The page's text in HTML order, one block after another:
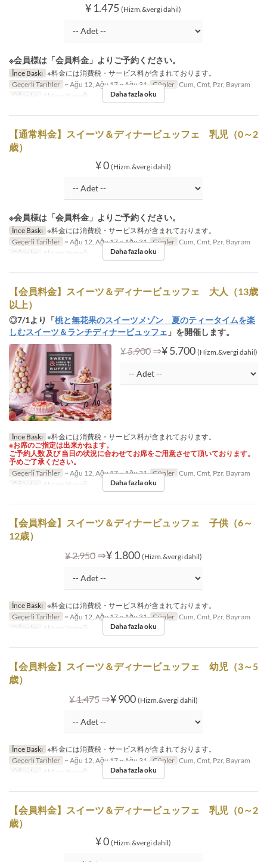
¥ 1.475 (Hizm.&vergi dahil)
※会員様は「会員料金」よりご予約ください。
İnce Baskı ※料金には消費税・サービス料が含まれております。
Geçerli Tarihler ~ Ağu 12, Ağu 17 ~ Ağu 31 Günler Cum, Cmt, Pzr, Bayram
Öğünler
Akşam Yemeği Daha fazla oku
【通常料金】スイーツ＆ディナービュッフェ 乳児（0～2
歳）
¥ 0 (Hizm.&vergi dahil)
※会員様は「会員料金」よりご予約ください。
İnce Baskı ※料金には消費税・サービス料が含まれております。
Geçerli Tarihler ~ Ağu 12, Ağu 17 ~ Ağu 31 Günler Cum, Cmt, Pzr, Bayram
Öğünler
Akşam Yemeği Daha fazla oku
【会員料金】スイーツ＆ディナービュッフェ 大人（13歳
以上）
◎7/1より「桃と無花果のスイーツメゾン 夏のティータイムを楽
しむスイーツ＆ランチディナービュッフェ 」を開催します。
¥ 5.900 ⇒¥ 5.700 (Hizm.&vergi dahil)
İnce Baskı ※料金には消費税・サービス料が含まれております。
※お席のご指定は出来かねます。
ご予約人数 及び 当日の状況に合わせてお席をご用意させて頂いております。
予めご了承ください。
Geçerli Tarihler ~ Ağu 12, Ağu 17 ~ Ağu 31 Günler Cum, Cmt, Pzr, Bayram
Öğünler
Akşam Yemeği Daha fazla oku
【会員料金】スイーツ＆ディナービュッフェ 子供（6～
12歳）
¥ 2.950 ⇒¥ 1.800 (Hizm.&vergi dahil)
İnce Baskı ※料金には消費税・サービス料が含まれております。
Geçerli Tarihler ~ Ağu 12, Ağu 17 ~ Ağu 31 Günler Cum, Cmt, Pzr, Bayram
Öğünler
Akşam Yemeği Daha fazla oku
【会員料金】スイーツ＆ディナービュッフェ 幼児（3～5
歳）
¥ 1.475 ⇒¥ 900 (Hizm.&vergi dahil)
İnce Baskı ※料金には消費税・サービス料が含まれております。
Geçerli Tarihler ~ Ağu 12, Ağu 17 ~ Ağu 31 Günler Cum, Cmt, Pzr, Bayram
Öğünler
Akşam Yemeği Daha fazla oku
【会員料金】スイーツ＆ディナービュッフェ 乳児（0～2
歳）
¥ 0 (Hizm.&vergi dahil)